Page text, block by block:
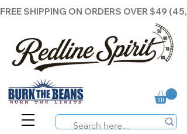
FREE SHIPPING ON ORDERS OVER $49